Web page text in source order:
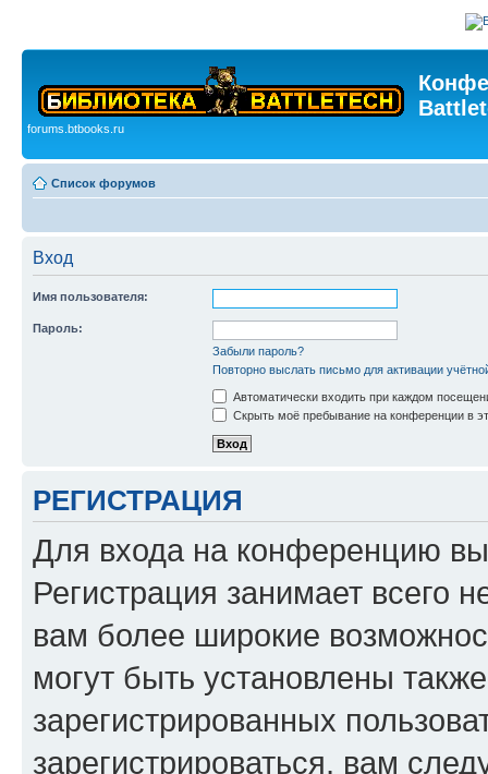
forums.btbooks.ru
Список форумов
Вход
Имя пользователя:
Пароль:
Забыли пароль?
Повторно выслать письмо для активации
Автоматически входить при каждом
Скрыть моё пребывание на конференции в
РЕГИСТРАЦИЯ
Для входа на конференцию
Регистрация занимает всего
вам более широкие
могут быть установлены
зарегистрированных
зарегистрироваться, вам